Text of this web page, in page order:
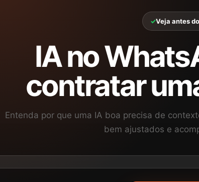
Veja antes
IA no
contratar
Entenda por que uma IA boa precisa de
bem ajustados e